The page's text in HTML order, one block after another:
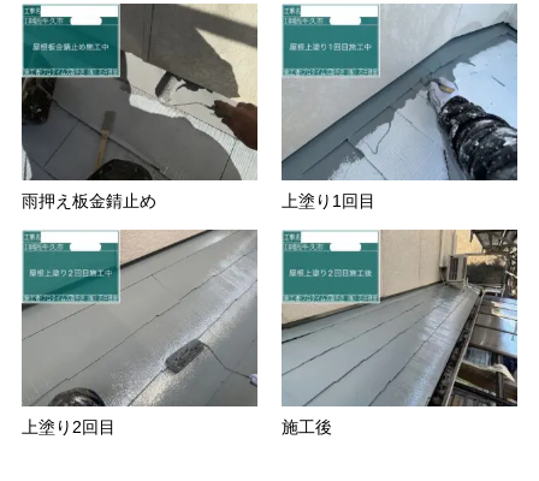
雨押え板金錆止め 上塗り1回目
上塗り2回目 施工後